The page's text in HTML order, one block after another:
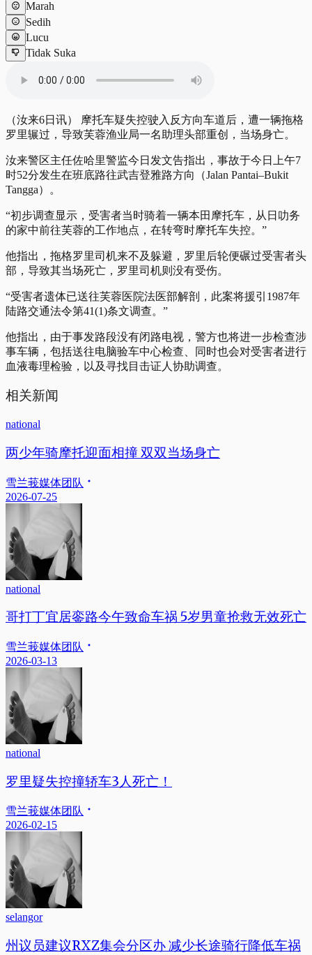
Marah
Sedih
Lucu
Tidak Suka
（汝来6日讯） 摩托车疑失控驶入反方向车道后，遭一辆拖格
罗里辗过，导致芙蓉渔业局一名助理头部重创，当场身亡。
汝来警区主任佐哈里警监今日发文告指出，事故于今日上午7
时52分发生在班底路往武吉登雅路方向（Jalan Pantai–Bukit
Tangga）。
“初步调查显示，受害者当时骑着一辆本田摩托车，从日叻务
的家中前往芙蓉的工作地点，在转弯时摩托车失控。”
他指出，拖格罗里司机来不及躲避，罗里后轮便碾过受害者头
部，导致其当场死亡，罗里司机则没有受伤。
“受害者遗体已送往芙蓉医院法医部解剖，此案将援引1987年
陆路交通法令第41(1)条文调查。”
他指出，由于事发路段没有闭路电视，警方也将进一步检查涉
事车辆，包括送往电脑验车中心检查、同时也会对受害者进行
血液毒理检验，以及寻找目击证人协助调查。
相关新闻
national
两少年骑摩托迎面相撞 双双当场身亡
雪兰莪媒体团队
2026-07-25
national
哥打丁宜居銮路今午致命车祸 5岁男童抢救无效死亡
雪兰莪媒体团队
2026-03-13
national
罗里疑失控撞轿车3人死亡！
雪兰莪媒体团队
2026-02-15
selangor
州议员建议RXZ集会分区办 减少长途骑行降低车祸